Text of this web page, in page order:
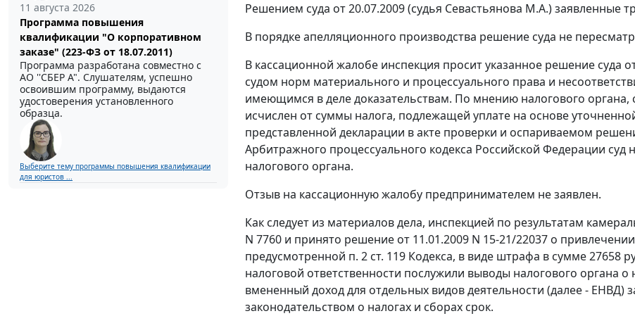
11 августа 2026
Программа повышения
квалификации "О корпоративном
заказе" (223-ФЗ от 18.07.2011)
Программа разработана совместно с
АО ''СБЕР А". Слушателям, успешно
освоившим программу, выдаются
удостоверения установленного
образца.
Выберите тему программы повышения квалификации
для юристов ...
Решением суда от 20.07.2009 (судья Севастьянова М.А.) заявленные
В порядке апелляционного производства решение суда не
В кассационной жалобе инспекция просит указанное решение суда
судом норм материального и процессуального права и
имеющимся в деле доказательствам. По мнению налогового
исчислен от суммы налога, подлежащей уплате на основе
представленной декларации в акте проверки и оспариваемом
Арбитражного процессуального кодекса Российской Федерации
налогового органа.
Отзыв на кассационную жалобу предпринимателем не заявлен.
Как следует из материалов дела, инспекцией по результатам
N 7760 и принято решение от 11.01.2009 N 15-21/22037 о
предусмотренной п. 2 ст. 119 Кодекса, в виде штрафа в сумме 27658
налоговой ответственности послужили выводы налогового органа
вмененный доход для отдельных видов деятельности (далее - ЕНВД)
законодательством о налогах и сборах срок.